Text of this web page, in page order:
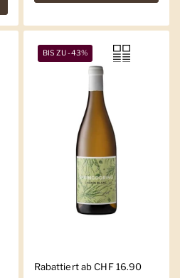
Regulärer Preis
Rabattiert ab CHF 16.90
BIS ZU -43%